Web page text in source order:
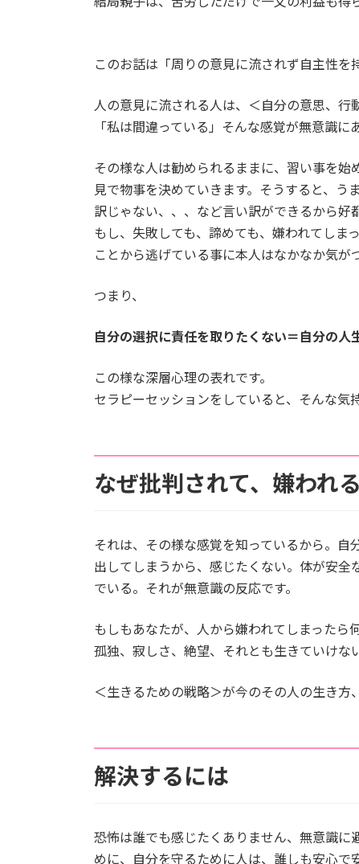
このお話は「周りの意見に流されず自主性を
人の意見に流される人は、＜自分の意思、行
「私は間違っている」そんな感覚が無意識に
その様な人は勧められるままに、習い事を
見で物事を決めていきます。そうすると、
訳じゃない、、、など言い訳ができるから好
もし、失敗しても、諦めても、嫌われてしま
ことから逃げている事に本人はなかなか気が
つまり、
自分の選択に責任を取りたくない＝自分の人
この様な深層心理の表れです。
セラピーセッションをしていると、そんな気
なぜ批判されて、嫌われ
それは、その様な感覚を知っているから。
出してしまうから、感じたくない。体が安
でいる。それが無意識の反応です。
もしもあなたが、人から嫌われてしまったら
孤独、寂しさ、絶望、それとも生きていけな
＜生きるための戦略＞が今のその人の生き方
解決するには
恐怖は誰でも感じたくありません、無意識に
めに、自分を守るために人は、誰しも安心で